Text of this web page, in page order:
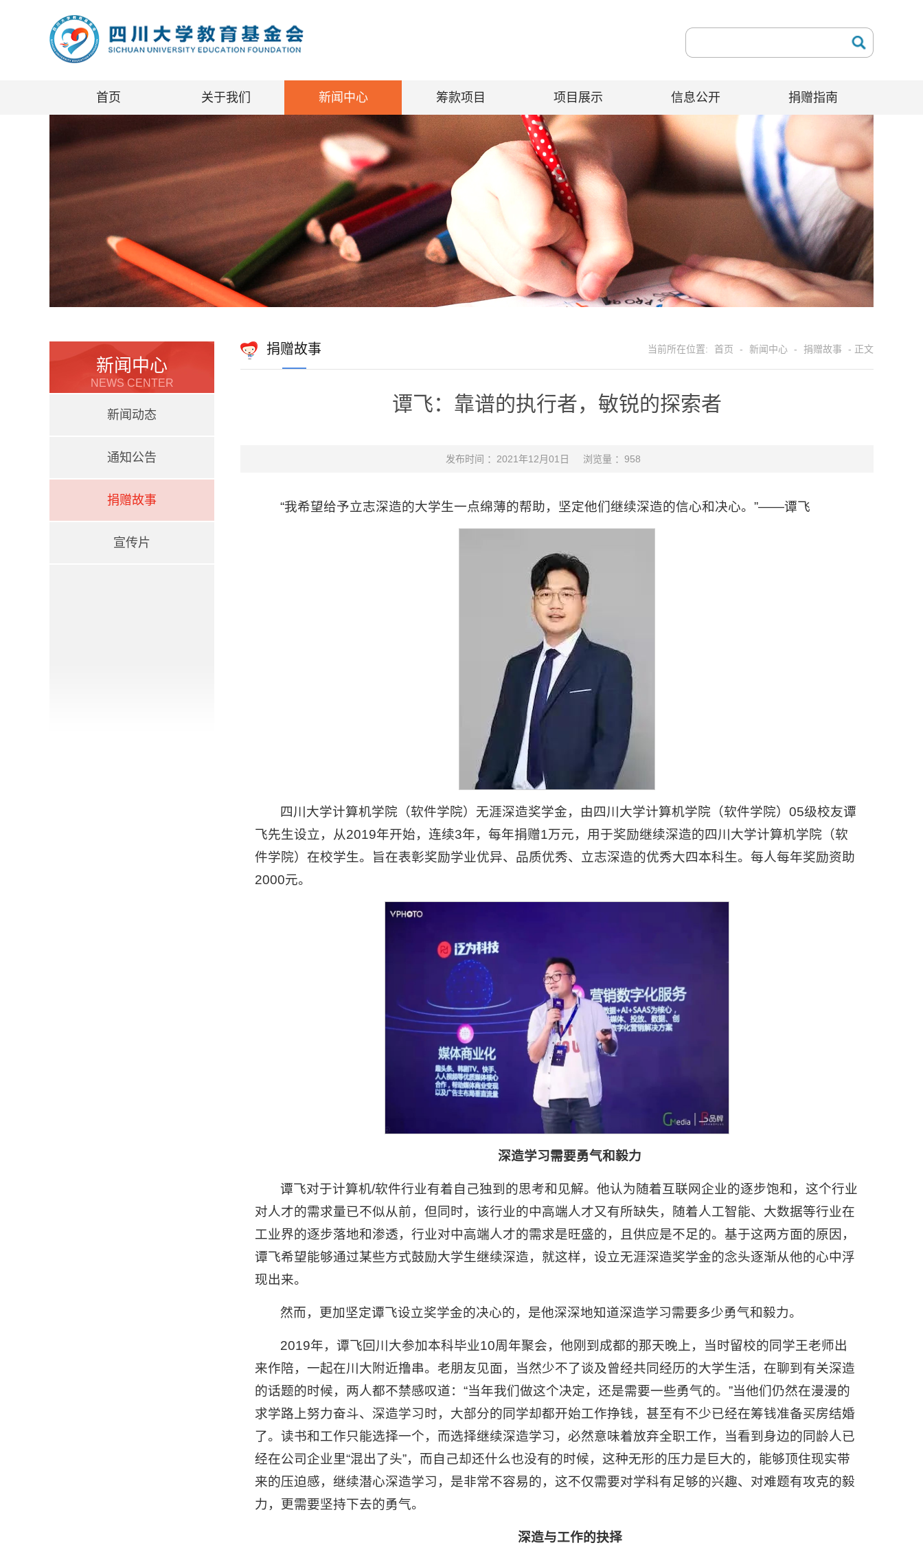
首页 关于我们 新闻中心 筹款项目 项目展示 信息公开 捐赠指南
新闻中心
NEWS CENTER
新闻动态
通知公告
捐赠故事
宣传片
捐赠故事 当前所在位置: 首页 - 新闻中心 - 捐赠故事 - 正文
谭飞：靠谱的执行者，敏锐的探索者
发布时间 ：2021年12月01日 浏览量 ： 958
“我希望给予立志深造的大学生一点绵薄的帮助，坚定他们继续深造的信心和决心。”——谭飞
四川大学计算机学院（软件学院）无涯深造奖学金，由四川大学计算机学院（软件学院）05级校友谭
飞先生设立，从2019年开始，连续3年，每年捐赠1万元，用于奖励继续深造的四川大学计算机学院（软
件学院）在校学生。旨在表彰奖励学业优异、品质优秀、立志深造的优秀大四本科生。每人每年奖励资助
2000元。
深造学习需要勇气和毅力
谭飞对于计算机/软件行业有着自己独到的思考和见解。他认为随着互联网企业的逐步饱和，这个行业
对人才的需求量已不似从前，但同时，该行业的中高端人才又有所缺失，随着人工智能、大数据等行业在
工业界的逐步落地和渗透，行业对中高端人才的需求是旺盛的，且供应是不足的。基于这两方面的原因，
谭飞希望能够通过某些方式鼓励大学生继续深造，就这样，设立无涯深造奖学金的念头逐渐从他的心中浮
现出来。
然而，更加坚定谭飞设立奖学金的决心的，是他深深地知道深造学习需要多少勇气和毅力。
2019年，谭飞回川大参加本科毕业10周年聚会，他刚到成都的那天晚上，当时留校的同学王老师出
来作陪，一起在川大附近撸串。老朋友见面，当然少不了谈及曾经共同经历的大学生活，在聊到有关深造
的话题的时候，两人都不禁感叹道：“当年我们做这个决定，还是需要一些勇气的。”当他们仍然在漫漫的
求学路上努力奋斗、深造学习时，大部分的同学却都开始工作挣钱，甚至有不少已经在筹钱准备买房结婚
了。读书和工作只能选择一个，而选择继续深造学习，必然意味着放弃全职工作，当看到身边的同龄人已
经在公司企业里“混出了头”，而自己却还什么也没有的时候，这种无形的压力是巨大的，能够顶住现实带
来的压迫感，继续潜心深造学习，是非常不容易的，这不仅需要对学科有足够的兴趣、对难题有攻克的毅
力，更需要坚持下去的勇气。
深造与工作的抉择